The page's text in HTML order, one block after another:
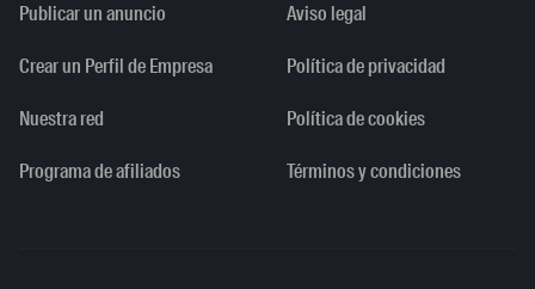
Publicar un anuncio
Crear un Perfil de Empresa
Nuestra red
Programa de afiliados
Aviso legal
Política de privacidad
Política de cookies
Términos y condiciones